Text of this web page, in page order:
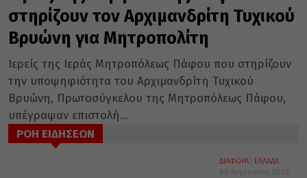
στηρίζουν τον Αρχιμανδρίτη Τυχικού
Βρυώνη για Μητροπολίτη
Ιερείς της Ιεράς Μητροπόλεως Πάφου που στηρίζουν
την υποψηφιότητα του Αρχιμανδρίτη Τυχικού
Βρυώνη, Πρωτοσύγκελου της Μητροπόλεως Πάφου,
υπέγραψαν επιστολή...
ΡΟΗ ΕΙΔΗΣΕΩΝ
ΔΙΑΦΟΡΑ
ΕΛΛΑΔΑ
06 Αυγούστου 2026